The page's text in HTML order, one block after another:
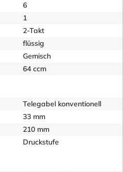
6
1
2-Takt
flüssig
Gemisch
64 ccm
Telegabel konventionell
33 mm
210 mm
Druckstufe